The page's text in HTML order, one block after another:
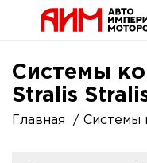
Системы
Stralis
Главная Системы